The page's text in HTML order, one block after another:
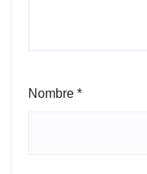
Nombre *